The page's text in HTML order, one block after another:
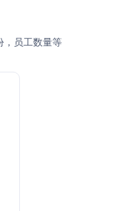
，员工数量等